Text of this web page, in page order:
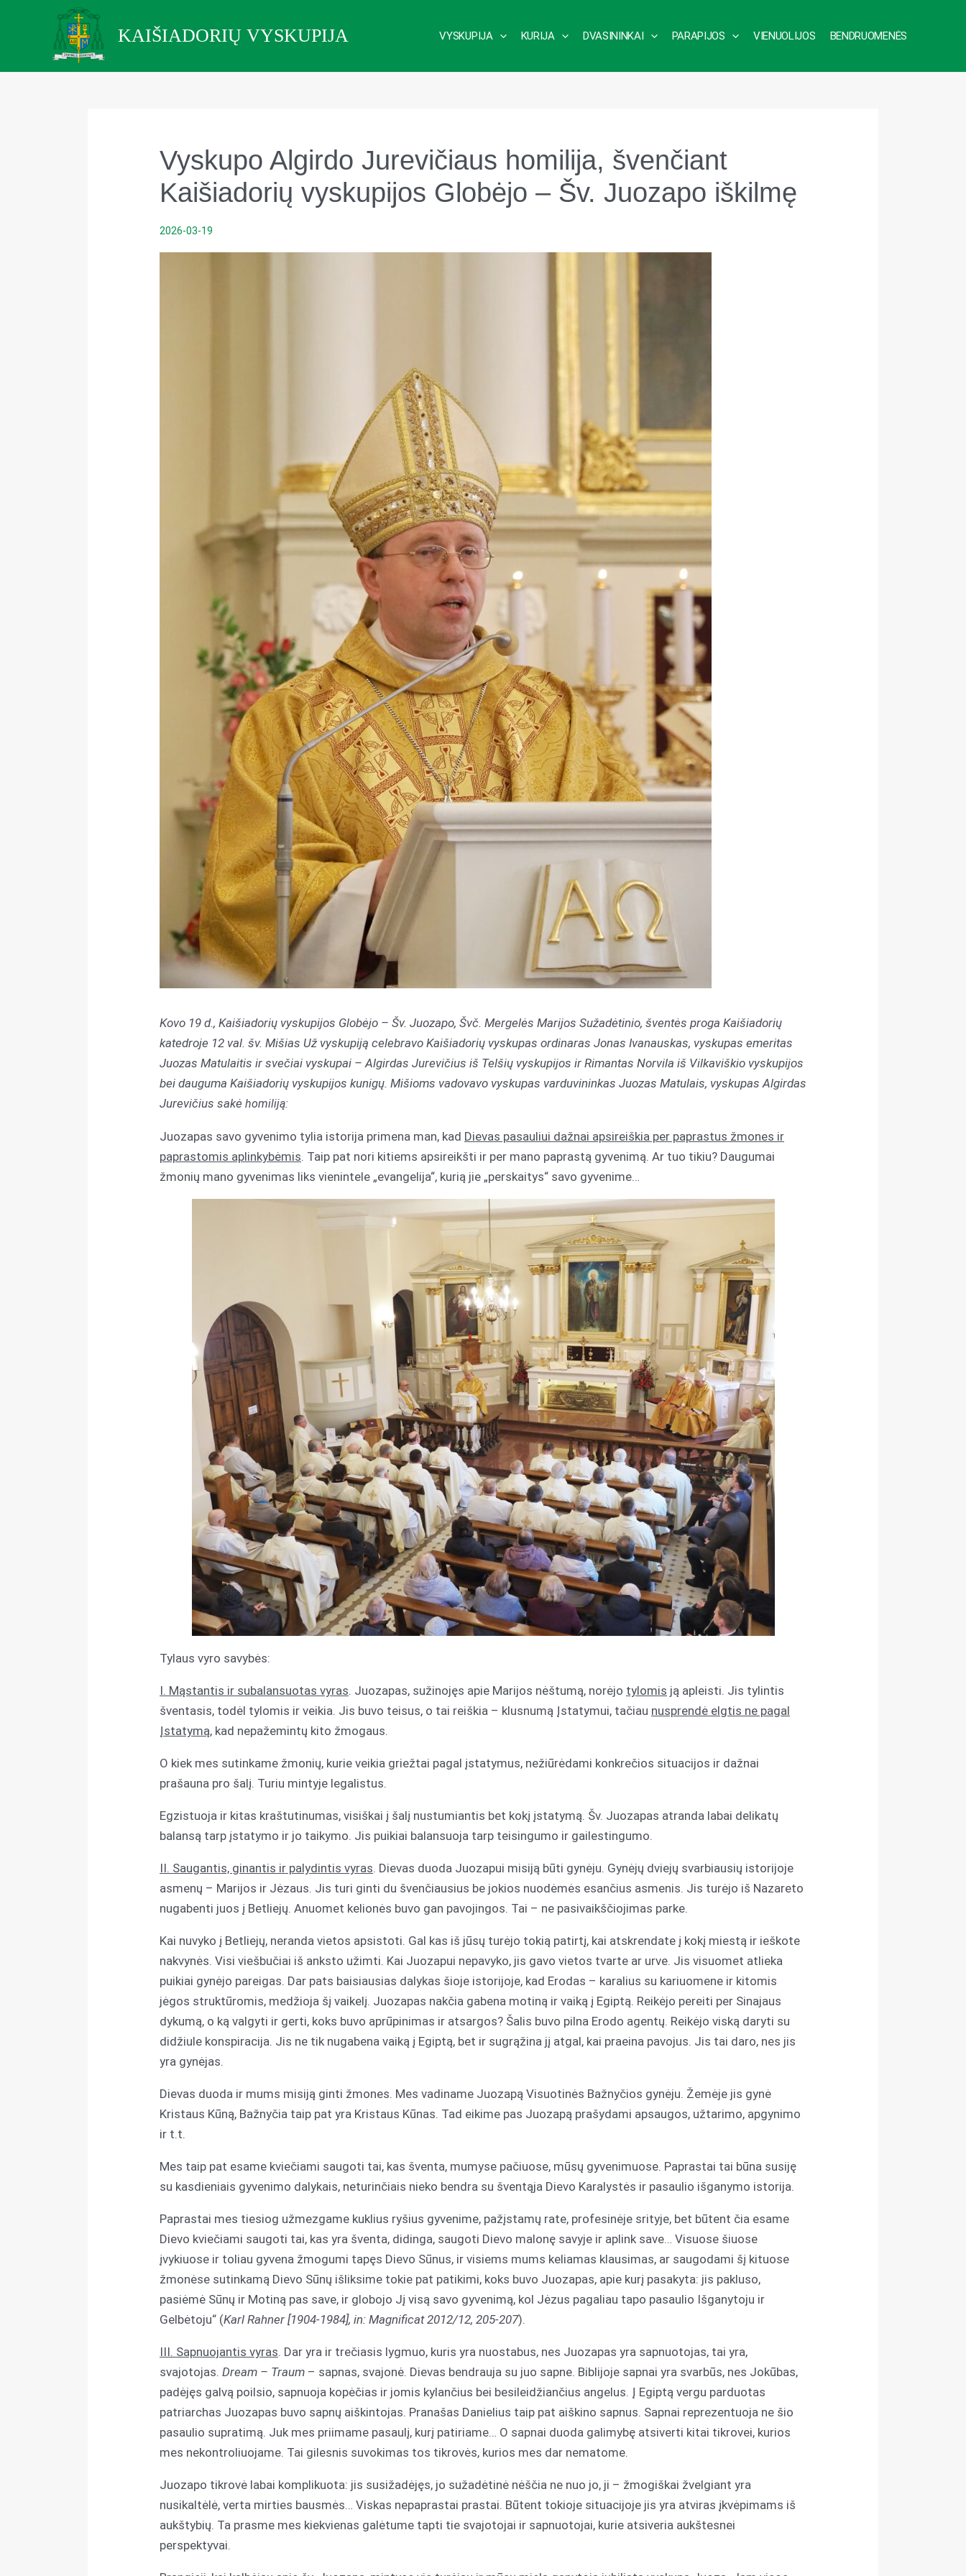
KAIŠIADORIŲ VYSKUPIJA VYSKUPIJA KURIJA DVASININKAI PARAPIJOS VIENUOLIJOS BENDRUOMENĖS
Vyskupo Algirdo Jurevičiaus homilija, švenčiant
Kaišiadorių vyskupijos Globėjo – Šv. Juozapo iškilmę
2026-03-19
Kovo 19 d., Kaišiadorių vyskupijos Globėjo – Šv. Juozapo, Švč. Mergelės Marijos Sužadėtinio, šventės proga Kaišiadorių
katedroje 12 val. šv. Mišias Už vyskupiją celebravo Kaišiadorių vyskupas ordinaras Jonas Ivanauskas, vyskupas emeritas
Juozas Matulaitis ir svečiai vyskupai – Algirdas Jurevičius iš Telšių vyskupijos ir Rimantas Norvila iš Vilkaviškio vyskupijos
bei dauguma Kaišiadorių vyskupijos kunigų. Mišioms vadovavo vyskupas varduvininkas Juozas Matulais, vyskupas Algirdas
Jurevičius sakė homiliją:
Juozapas savo gyvenimo tylia istorija primena man, kad Dievas pasauliui dažnai apsireiškia per paprastus žmones ir
paprastomis aplinkybėmis. Taip pat nori kitiems apsireikšti ir per mano paprastą gyvenimą. Ar tuo tikiu? Daugumai
žmonių mano gyvenimas liks vienintele „evangelija“, kurią jie „perskaitys“ savo gyvenime…
Tylaus vyro savybės:
I. Mąstantis ir subalansuotas vyras. Juozapas, sužinojęs apie Marijos nėštumą, norėjo tylomis ją apleisti. Jis tylintis
šventasis, todėl tylomis ir veikia. Jis buvo teisus, o tai reiškia – klusnumą Įstatymui, tačiau nusprendė elgtis ne pagal
Įstatymą, kad nepažemintų kito žmogaus.
O kiek mes sutinkame žmonių, kurie veikia griežtai pagal įstatymus, nežiūrėdami konkrečios situacijos ir dažnai
prašauna pro šalį. Turiu mintyje legalistus.
Egzistuoja ir kitas kraštutinumas, visiškai į šalį nustumiantis bet kokį įstatymą. Šv. Juozapas atranda labai delikatų
balansą tarp įstatymo ir jo taikymo. Jis puikiai balansuoja tarp teisingumo ir gailestingumo.
II. Saugantis, ginantis ir palydintis vyras. Dievas duoda Juozapui misiją būti gynėju. Gynėjų dviejų svarbiausių istorijoje
asmenų – Marijos ir Jėzaus. Jis turi ginti du švenčiausius be jokios nuodėmės esančius asmenis. Jis turėjo iš Nazareto
nugabenti juos į Betliejų. Anuomet kelionės buvo gan pavojingos. Tai – ne pasivaikščiojimas parke.
Kai nuvyko į Betliejų, neranda vietos apsistoti. Gal kas iš jūsų turėjo tokią patirtį, kai atskrendate į kokį miestą ir ieškote
nakvynės. Visi viešbučiai iš anksto užimti. Kai Juozapui nepavyko, jis gavo vietos tvarte ar urve. Jis visuomet atlieka
puikiai gynėjo pareigas. Dar pats baisiausias dalykas šioje istorijoje, kad Erodas – karalius su kariuomene ir kitomis
jėgos struktūromis, medžioja šį vaikelį. Juozapas nakčia gabena motiną ir vaiką į Egiptą. Reikėjo pereiti per Sinajaus
dykumą, o ką valgyti ir gerti, koks buvo aprūpinimas ir atsargos? Šalis buvo pilna Erodo agentų. Reikėjo viską daryti su
didžiule konspiracija. Jis ne tik nugabena vaiką į Egiptą, bet ir sugrąžina jį atgal, kai praeina pavojus. Jis tai daro, nes jis
yra gynėjas.
Dievas duoda ir mums misiją ginti žmones. Mes vadiname Juozapą Visuotinės Bažnyčios gynėju. Žemėje jis gynė
Kristaus Kūną, Bažnyčia taip pat yra Kristaus Kūnas. Tad eikime pas Juozapą prašydami apsaugos, užtarimo, apgynimo
ir t.t.
Mes taip pat esame kviečiami saugoti tai, kas šventa, mumyse pačiuose, mūsų gyvenimuose. Paprastai tai būna susiję
su kasdieniais gyvenimo dalykais, neturinčiais nieko bendra su šventąja Dievo Karalystės ir pasaulio išganymo istorija.
Paprastai mes tiesiog užmezgame kuklius ryšius gyvenime, pažįstamų rate, profesinėje srityje, bet būtent čia esame
Dievo kviečiami saugoti tai, kas yra šventa, didinga, saugoti Dievo malonę savyje ir aplink save… Visuose šiuose
įvykiuose ir toliau gyvena žmogumi tapęs Dievo Sūnus, ir visiems mums keliamas klausimas, ar saugodami šį kituose
žmonėse sutinkamą Dievo Sūnų išliksime tokie pat patikimi, koks buvo Juozapas, apie kurį pasakyta: jis pakluso,
pasiėmė Sūnų ir Motiną pas save, ir globojo Jį visą savo gyvenimą, kol Jėzus pagaliau tapo pasaulio Išganytoju ir
Gelbėtoju“ (Karl Rahner [1904-1984], in: Magnificat 2012/12, 205-207).
III. Sapnuojantis vyras. Dar yra ir trečiasis lygmuo, kuris yra nuostabus, nes Juozapas yra sapnuotojas, tai yra,
svajotojas. Dream – Traum – sapnas, svajonė. Dievas bendrauja su juo sapne. Biblijoje sapnai yra svarbūs, nes Jokūbas,
padėjęs galvą poilsio, sapnuoja kopėčias ir jomis kylančius bei besileidžiančius angelus. Į Egiptą vergu parduotas
patriarchas Juozapas buvo sapnų aiškintojas. Pranašas Danielius taip pat aiškino sapnus. Sapnai reprezentuoja ne šio
pasaulio supratimą. Juk mes priimame pasaulį, kurį patiriame… O sapnai duoda galimybę atsiverti kitai tikrovei, kurios
mes nekontroliuojame. Tai gilesnis suvokimas tos tikrovės, kurios mes dar nematome.
Juozapo tikrovė labai komplikuota: jis susižadėjęs, jo sužadėtinė nėščia ne nuo jo, ji – žmogiškai žvelgiant yra
nusikaltėlė, verta mirties bausmės… Viskas nepaprastai prastai. Būtent tokioje situacijoje jis yra atviras įkvėpimams iš
aukštybių. Ta prasme mes kiekvienas galėtume tapti tie svajotojai ir sapnuotojai, kurie atsiveria aukštesnei
perspektyvai.